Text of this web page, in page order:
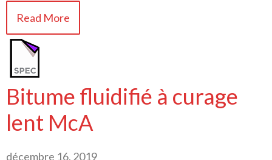
Read More
Bitume fluidifié à curage
lent McA
décembre 16, 2019